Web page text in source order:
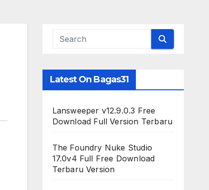
Latest On Bagas31
Lansweeper v12.9.0.3 Free
Download Full Version Terbaru
The Foundry Nuke Studio
17.0v4 Full Free Download
Terbaru Version